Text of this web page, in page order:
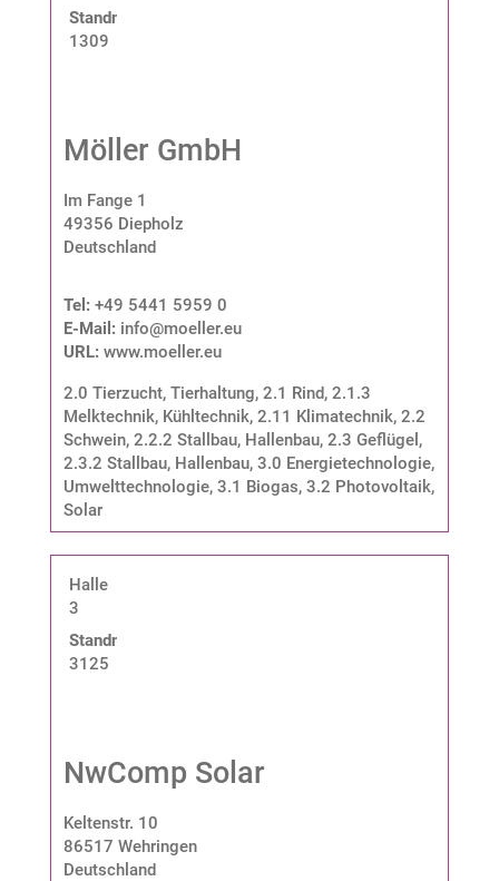
Standnummer:
1309
Möller GmbH
Im Fange 1
49356 Diepholz
Deutschland
Tel: +49 5441 5959 0
E-Mail: info@moeller.eu
URL: www.moeller.eu
2.0 Tierzucht, Tierhaltung, 2.1 Rind, 2.1.3
Melktechnik, Kühltechnik, 2.11 Klimatechnik, 2.2
Schwein, 2.2.2 Stallbau, Hallenbau, 2.3 Geflügel ,
2.3.2 Stallbau, Hallenbau, 3.0 Energietechnologie,
Umwelttechnologie, 3.1 Biogas, 3.2 Photovoltaik,
Solar
Halle
3
Standnummer:
3125
NwComp Solar
Keltenstr. 10
86517 Wehringen
Deutschland